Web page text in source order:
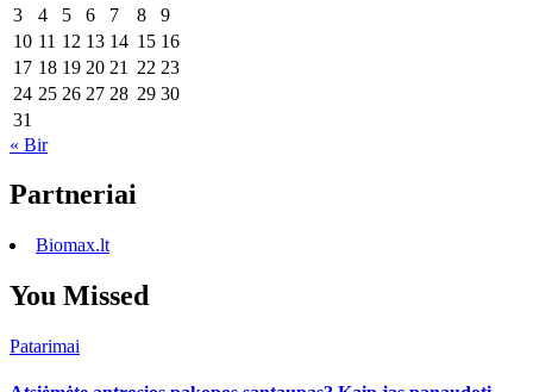
3
4 5 6 7 8
9
10 11 12 13 14 15 16
17 18 19 20 21 22 23
24 25 26 27 28 29 30
31
« Bir
Partneriai
Biomax.lt
You Missed
Patarimai